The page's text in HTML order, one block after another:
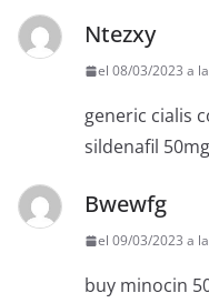
Ntezxy
el 08/03/2023 a
generic cialis
sildenafil
Bwewfg
el 09/03/2023 a
buy minocin